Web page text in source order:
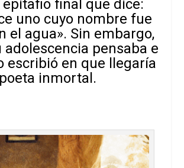
epitafio final que dice:
uno cuyo nombre fue
el agua». Sin embargo,
adolescencia pensaba e
escribió en que llegaría
inmortal.